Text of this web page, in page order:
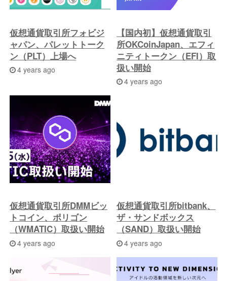
へ
仮想通貨取引所フォビジ
ャパン、パレットトーク
ン（PLT）上場へ
4 years ago
【国内初】仮想通貨取引
所OKCoinJapan、エフィ
ニティトークン（EFI）取
扱い開始
4 years ago
仮想通貨取引所DMMビッ
トコイン、ポリゴン
（WMATIC）取扱い開始
4 years ago
仮想通貨取引所bitbank、
ザ・サンドボックス
（SAND）取扱い開始
4 years ago